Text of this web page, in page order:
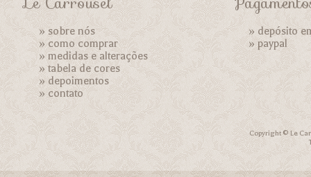
»sobre nós
»como comprar
»medidas e alterações
»tabela de cores
»depoimentos
»contato
» depósito
»paypal
Copyright © Le